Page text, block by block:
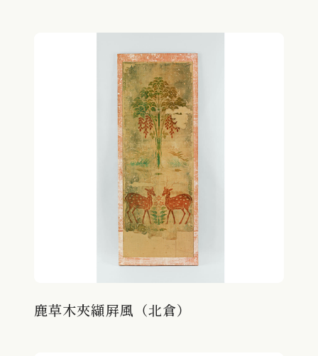
鹿草木夾纈屛風（北倉）